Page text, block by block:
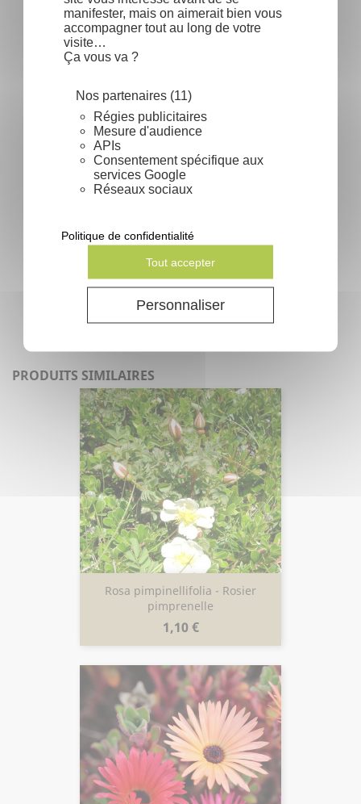
manifester, mais on aimerait bien vous
accompagner tout au long de votre
visite…
Ça vous va ?
Nos partenaires (11)
Régies publicitaires
Mesure d'audience
APIs
Consentement spécifique aux
services Google
Réseaux sociaux
Tout accepter
Personnaliser
Politique de confidentialité
searchEn lire plus
Les engrais verts
En lire plus
PRODUITS SIMILAIRES
Rosa pimpinellifolia - Rosier
pimprenelle
Prix
1,10 €